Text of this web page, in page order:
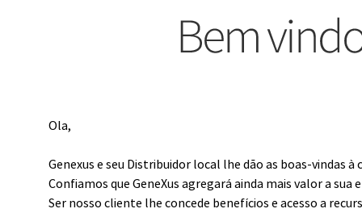
Ola,
Genexus e seu Distribuidor local lhe dão as boas-vindas à
Confiamos que GeneXus agregará ainda mais valor a
Ser nosso cliente lhe concede benefícios e acesso a